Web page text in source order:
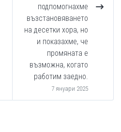
подпомогнахме
възстановяването
на десетки хора, но
и показахме, че
промяната е
възможна, когато
работим заедно.
7 януари 2025